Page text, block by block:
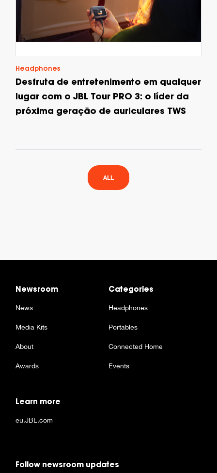
Headphones
Desfruta de entretenimento em qualquer
lugar com o JBL Tour PRO 3: o líder da
próxima geração de auriculares TWS
ALL
Newsroom
News
Media Kits
About
Awards
Categories
Headphones
Portables
Connected Home
Events
Learn more
eu.JBL.com
Follow newsroom updates